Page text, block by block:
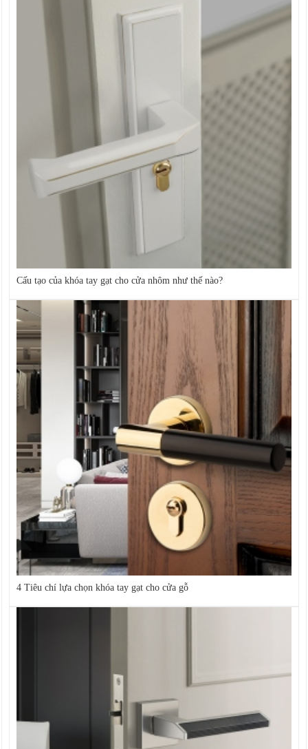
Cấu tạo của khóa tay gạt cho cửa nhôm như thế nào?
4 Tiêu chí lựa chọn khóa tay gạt cho cửa gỗ